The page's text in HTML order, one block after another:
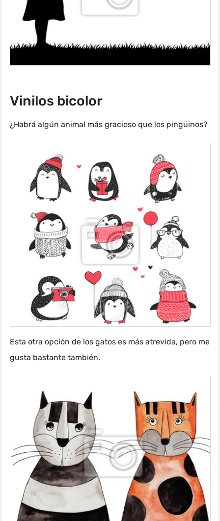
Vinilos bicolor
¿Habrá algún animal más gracioso que los pingüinos?
Esta otra opción de los gatos es más atrevida, pero me
gusta bastante también.